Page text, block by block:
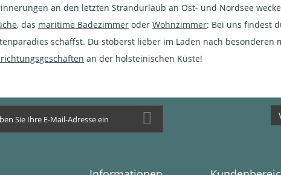
an den letzten Strandurlaub an Ost- und Nordsee
, das maritime Badezimmer oder Wohnzimmer: Bei uns findest
schaffst. Du stöberst lieber im Laden nach
an der holsteinischen Küste!